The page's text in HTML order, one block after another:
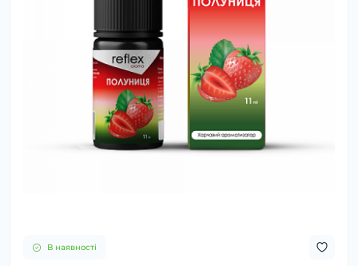
В наявності